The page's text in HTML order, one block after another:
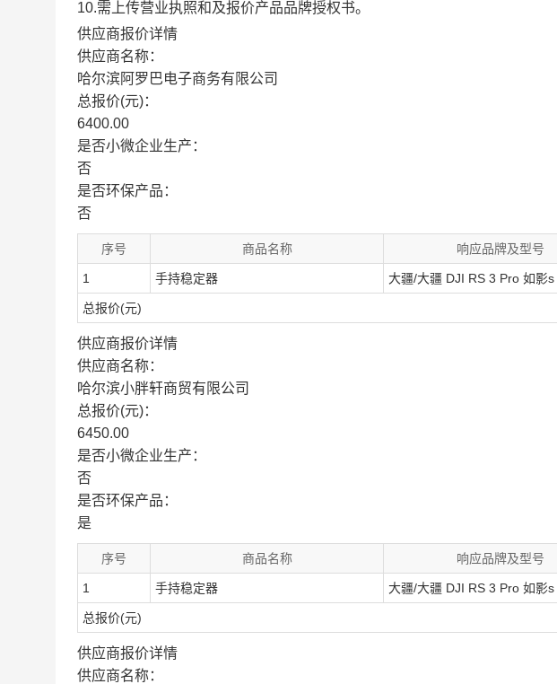
10.需上传营业执照和及报价产品品牌授权书。
供应商报价详情
供应商名称：
哈尔滨阿罗巴电子商务有限公司
总报价(元)：
6400.00
是否小微企业生产：
否
是否环保产品：
否
序号 商品名称 响应品牌及型号
1 手持稳定器 大疆/大疆 DJI RS 3 Pro 如影s
总报价(元)
供应商报价详情
供应商名称：
哈尔滨小胖轩商贸有限公司
总报价(元)：
6450.00
是否小微企业生产：
否
是否环保产品：
是
序号 商品名称 响应品牌及型号
1 手持稳定器 大疆/大疆 DJI RS 3 Pro 如影s
总报价(元)
供应商报价详情
供应商名称：